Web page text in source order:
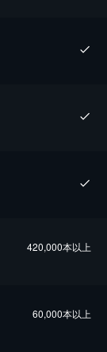
420,000本以上
60,000本以上